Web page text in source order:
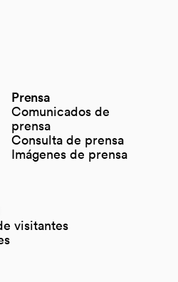
Prensa
Comunicados de
prensa
Consulta de prensa
Imágenes de prensa
visitantes